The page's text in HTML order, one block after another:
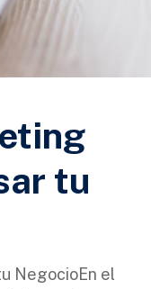
tu
NegocioEn el